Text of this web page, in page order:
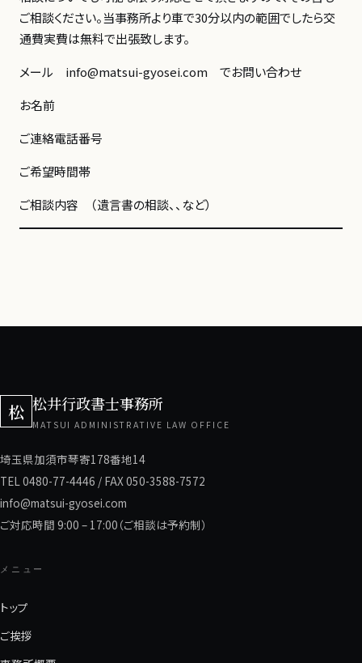
ご相談ください。当事務所より車で30分以内の範囲でしたら交
通費実費は無料で出張致します。
メール info@matsui-gyosei.com でお問い合わせ
お名前
ご連絡電話番号
ご希望時間帯
ご相談内容 （遺言書の相談、、など）
松 松井行政書士事務所
MATSUI ADMINISTRATIVE LAW OFFICE
埼玉県加須市琴寄178番地14
TEL 0480-77-4446 / FAX 050-3588-7572
info@matsui-gyosei.com
ご対応時間 9:00 – 17:00（ご相談は予約制）
メニュー
トップ
ご挨拶